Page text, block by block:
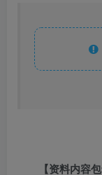
【资料内容